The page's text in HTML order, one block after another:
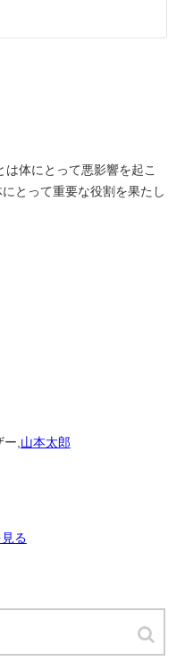
体にとって悪影響を起こ
とって重要な役割を果たし
, 山本太郎
る
詰まった本